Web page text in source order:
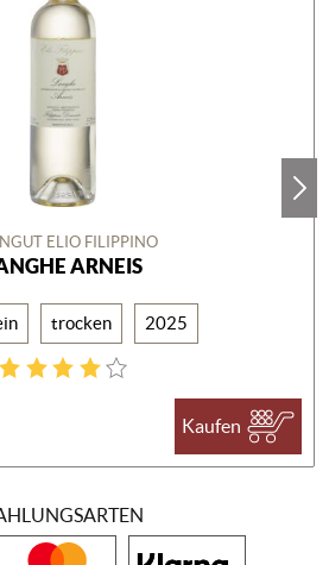
ELIO FILIPPINO
ARNEIS
trocken 2025
Kaufen